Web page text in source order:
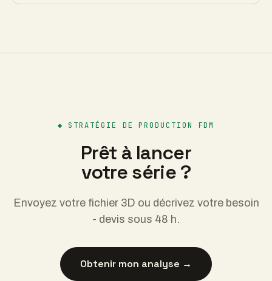
◆ STRATÉGIE DE PRODUCTION FDM
Prêt à lancer
votre série ?
Envoyez votre fichier 3D ou décrivez votre besoin
- devis sous 48 h.
Obtenir mon analyse →